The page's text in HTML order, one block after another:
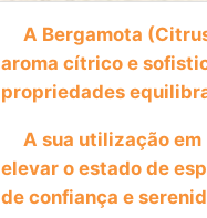
A Bergamota
aroma cítrico e
propriedades
A sua utilização em
elevar o estado de
de confiança e